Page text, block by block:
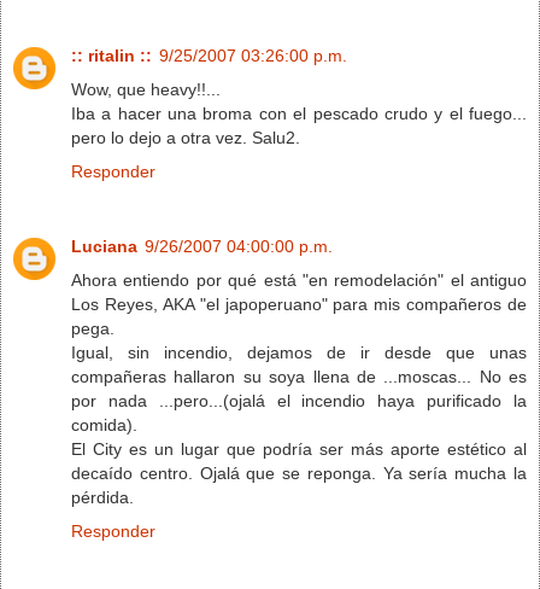
:: ritalin :: 9/25/2007 03:26:00 p.m.
Wow, que heavy!!...
Iba a hacer una broma con el pescado crudo y el fuego...
pero lo dejo a otra vez. Salu2.
Responder
Luciana 9/26/2007 04:00:00 p.m.
Ahora entiendo por qué está "en remodelación" el antiguo
Los Reyes, AKA "el japoperuano" para mis compañeros de
pega.
Igual, sin incendio, dejamos de ir desde que unas
compañeras hallaron su soya llena de ...moscas... No es
por nada ...pero...(ojalá el incendio haya purificado la
comida).
El City es un lugar que podría ser más aporte estético al
decaído centro. Ojalá que se reponga. Ya sería mucha la
pérdida.
Responder